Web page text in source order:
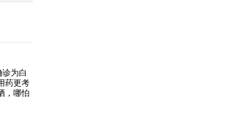
为白
药更考
，哪怕